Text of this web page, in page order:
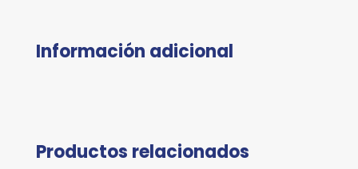
Información adicional
Productos relacionados